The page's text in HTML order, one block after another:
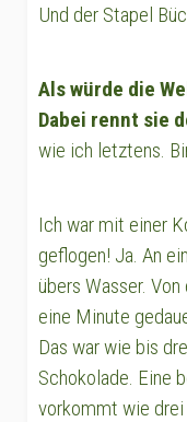
Und der Stapel
Als würde die
Dabei rennt sie
wie ich letztens.
Ich war mit einer
geflogen! Ja. An
übers Wasser.
eine Minute
Das war wie bis
Schokolade. Eine
vorkommt wie drei